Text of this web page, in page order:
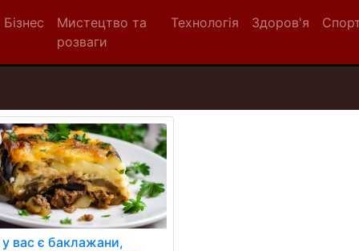
Бізнес
Мистецтво та
розваги
Технологія Здоров'я
вас є баклажани,